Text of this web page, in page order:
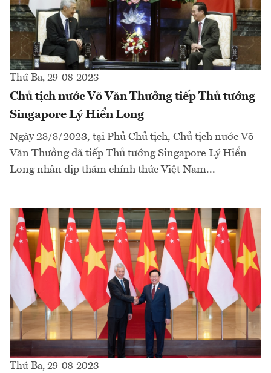
Thứ Ba, 29-08-2023
Chủ tịch nước Võ Văn Thưởng tiếp Thủ tướng
Singapore Lý Hiển Long
Ngày 28/8/2023, tại Phủ Chủ tịch, Chủ tịch nước Võ
Văn Thưởng đã tiếp Thủ tướng Singapore Lý Hiển
Long nhân dịp thăm chính thức Việt Nam...
Thứ Ba, 29-08-2023